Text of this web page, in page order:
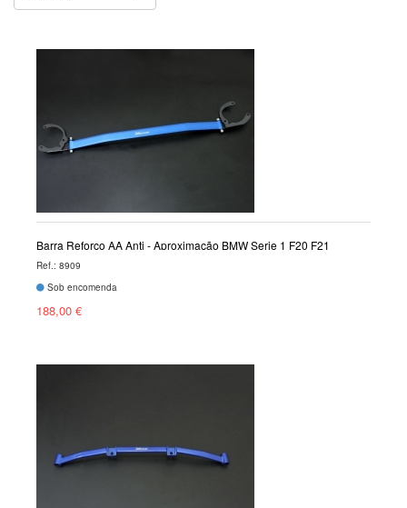
Barra Reforço AA Anti - Aproximação BMW Serie 1 F20 F21
Ref.: 8909
Sob encomenda
188,00 €